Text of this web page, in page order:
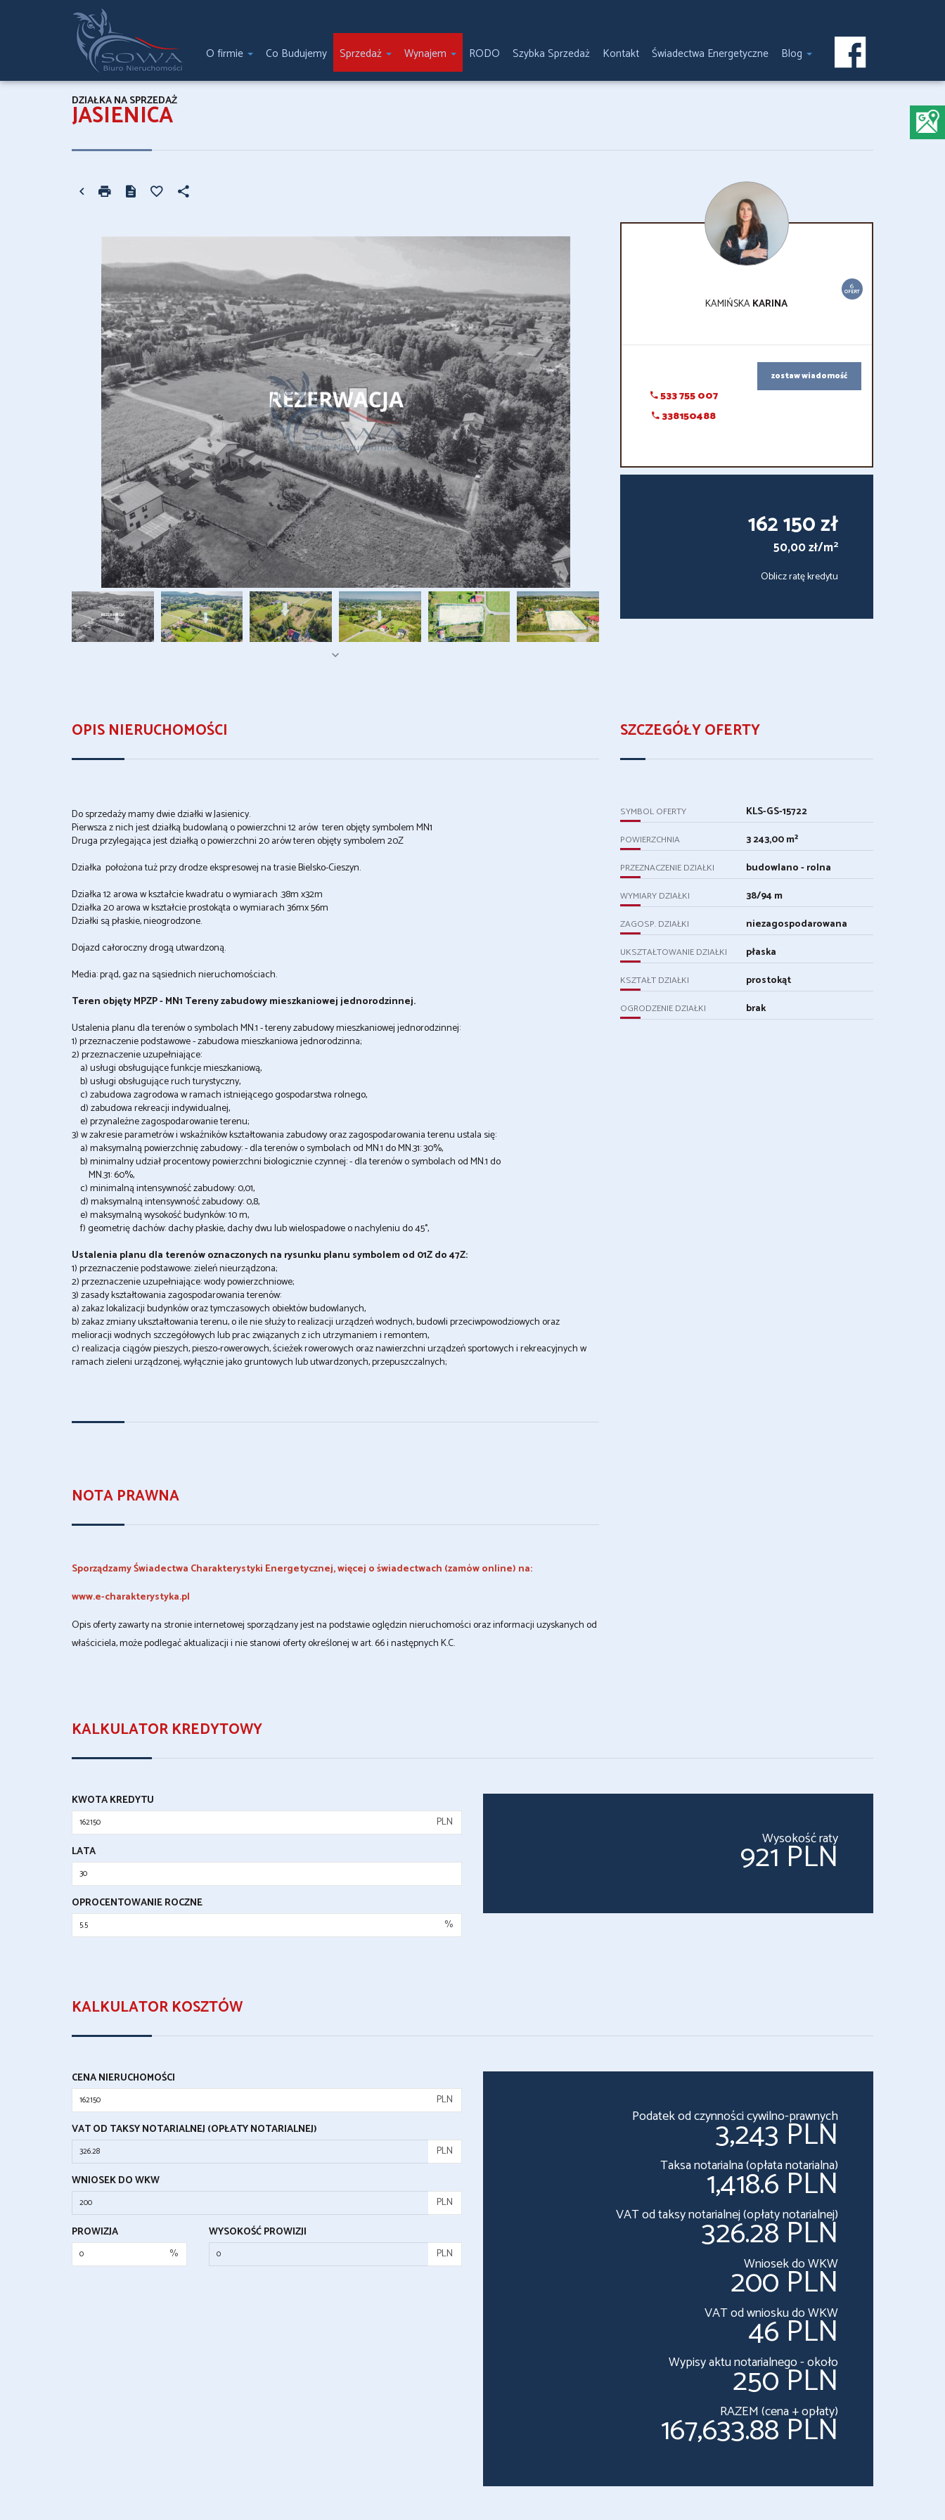
O firmie Co Budujemy Sprzedaż Wynajem RODO Szybka Sprzedaż Kontakt Świadectwa Energetyczne Blog
JASIENICA
DZIAŁKA NA SPRZEDAŻ
6
OFERT
KAMIŃSKAKARINA
533 755 007
338150488
zostaw wiadomość
162 150 zł
50,00 zł/m2
Oblicz ratę kredytu
OPIS NIERUCHOMOŚCI
Do sprzedaży mamy dwie działki w Jasienicy.
Pierwsza z nich jest działką budowlaną o powierzchni 12 arów teren objęty symbolem MN1
Druga przylegająca jest działką o powierzchni 20 arów teren objęty symbolem 20Z
Działka położona tuż przy drodze ekspresowej na trasie Bielsko-Cieszyn.
Działka 12 arowa w kształcie kwadratu o wymiarach .38m x32m
Działka 20 arowa w kształcie prostokąta o wymiarach 36mx 56m
Działki są płaskie, nieogrodzone.
Dojazd całoroczny drogą utwardzoną.
Media: prąd, gaz na sąsiednich nieruchomościach.
Teren objęty MPZP - MN1 Tereny zabudowy mieszkaniowej jednorodzinnej.
Ustalenia planu dla terenów o symbolach MN.1 - tereny zabudowy mieszkaniowej jednorodzinnej:
1) przeznaczenie podstawowe - zabudowa mieszkaniowa jednorodzinna;
2) przeznaczenie uzupełniające:
a) usługi obsługujące funkcje mieszkaniową,
b) usługi obsługujące ruch turystyczny,
c) zabudowa zagrodowa w ramach istniejącego gospodarstwa rolnego,
d) zabudowa rekreacji indywidualnej,
e) przynależne zagospodarowanie terenu;
3) w zakresie parametrów i wskaźników kształtowania zabudowy oraz zagospodarowania terenu ustala się:
a) maksymalną powierzchnię zabudowy: - dla terenów o symbolach od MN.1 do MN.31: 30%,
b) minimalny udział procentowy powierzchni biologicznie czynnej: - dla terenów o symbolach od MN.1 do
MN.31: 60%,
c) minimalną intensywność zabudowy: 0,01,
d) maksymalną intensywność zabudowy: 0,8,
e) maksymalną wysokość budynków: 10 m,
f) geometrię dachów: dachy płaskie, dachy dwu lub wielospadowe o nachyleniu do 45°,
Ustalenia planu dla terenów oznaczonych na rysunku planu symbolem od 01Z do 47Z:
1) przeznaczenie podstawowe: zieleń nieurządzona;
2) przeznaczenie uzupełniające: wody powierzchniowe;
3) zasady kształtowania zagospodarowania terenów:
a) zakaz lokalizacji budynków oraz tymczasowych obiektów budowlanych,
b) zakaz zmiany ukształtowania terenu, o ile nie służy to realizacji urządzeń wodnych, budowli przeciwpowodziowych oraz
melioracji wodnych szczegółowych lub prac związanych z ich utrzymaniem i remontem,
c) realizacja ciągów pieszych, pieszo-rowerowych, ścieżek rowerowych oraz nawierzchni urządzeń sportowych i rekreacyjnych w
ramach zieleni urządzonej, wyłącznie jako gruntowych lub utwardzonych, przepuszczalnych;
NOTA PRAWNA
Sporządzamy Świadectwa Charakterystyki Energetycznej, więcej o świadectwach (zamów online) na:
www.e-charakterystyka.pl
Opis oferty zawarty na stronie internetowej sporządzany jest na podstawie oględzin nieruchomości oraz informacji uzyskanych od
właściciela, może podlegać aktualizacji i nie stanowi oferty określonej w art. 66 i następnych K.C.
SZCZEGÓŁY OFERTY
SYMBOL OFERTY KLS-GS-15722
POWIERZCHNIA 3 243,00 m²
PRZEZNACZENIE DZIAŁKI budowlano - rolna
WYMIARY DZIAŁKI 38/94 m
ZAGOSP. DZIAŁKI niezagospodarowana
UKSZTAŁTOWANIE DZIAŁKI płaska
KSZTAŁT DZIAŁKI prostokąt
OGRODZENIE DZIAŁKI brak
KALKULATOR KREDYTOWY
KWOTA KREDYTU
PLN
LATA
OPROCENTOWANIE ROCZNE
%
Wysokość raty
921 PLN
KALKULATOR KOSZTÓW
CENA NIERUCHOMOŚCI
PLN
VAT OD TAKSY NOTARIALNEJ (OPŁATY NOTARIALNEJ)
PLN
WNIOSEK DO WKW
PLN
PROWIZJA
%
WYSOKOŚĆ PROWIZJI
PLN
Podatek od czynności cywilno-prawnych
3,243 PLN
Taksa notarialna (opłata notarialna)
1,418.6 PLN
VAT od taksy notarialnej (opłaty notarialnej)
326.28 PLN
Wniosek do WKW
200 PLN
VAT od wniosku do WKW
46 PLN
Wypisy aktu notarialnego - około
250 PLN
RAZEM (cena + opłaty)
167,633.88 PLN